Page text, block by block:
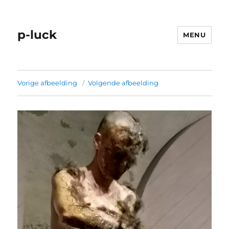
p-luck MENU
Vorige afbeelding Volgende afbeelding